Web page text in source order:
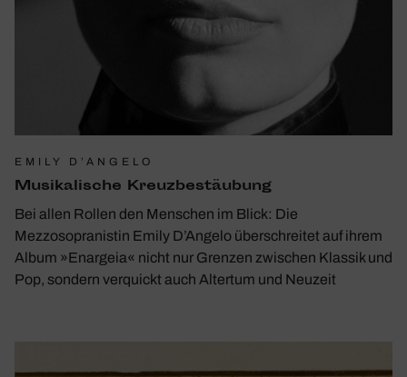
EMILY D’ANGELO
Musi­ka­li­sche Kreuz­be­stäu­bung
Bei allen Rollen den Menschen im Blick: Die
Mezzosopranistin Emily D’Angelo überschreitet auf ihrem
Album »Enargeia« nicht nur Grenzen zwischen Klassik und
Pop, sondern verquickt auch Altertum und Neuzeit